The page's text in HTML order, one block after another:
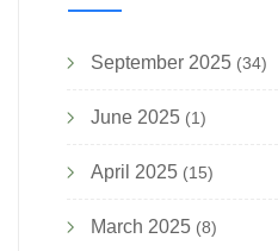
September 2025 (34)
June 2025 (1)
April 2025 (15)
March 2025 (8)